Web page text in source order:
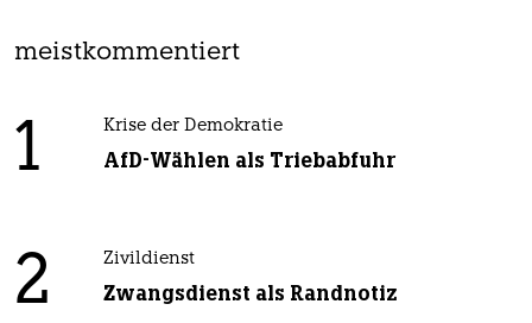
meistkommentiert
1 Krise der Demokratie
AfD-Wählen als Triebabfuhr
2 Zivildienst
Zwangsdienst als Randnotiz